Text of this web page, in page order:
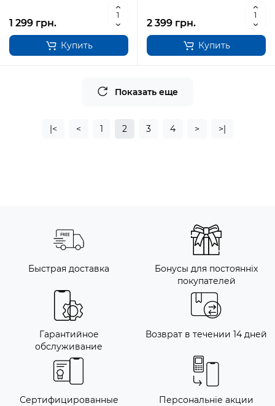
1 299 грн.
Купить
2 399 грн.
Купить
Показать еще
|< < 1 2 3 4 > >|
Быстрая доставка
Бонусы для постоянніх
покупателей
Гарантийное
обслуживание
Возврат в течении 14 дней
Сертифицированные
Персональніе акции